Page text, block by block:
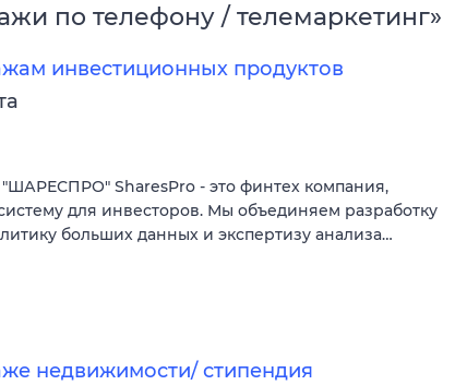
Спорт
Карьера
Сберегаем вместе
Гороскопы
по телефону / телемаркетинг»
инвестиционных продуктов
SharesPro - это финтех компания,
для инвесторов. Мы объединяем разработку
больших данных и экспертизу анализа…
недвижимости/ стипендия